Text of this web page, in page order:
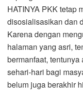
HATINYA PKK tetap
disosialisasikan dan
Karena dengan
halaman yang asri,
bermanfaat,
sehari-hari bagi
belum juga berakhir